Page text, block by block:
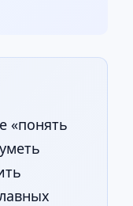
«понять